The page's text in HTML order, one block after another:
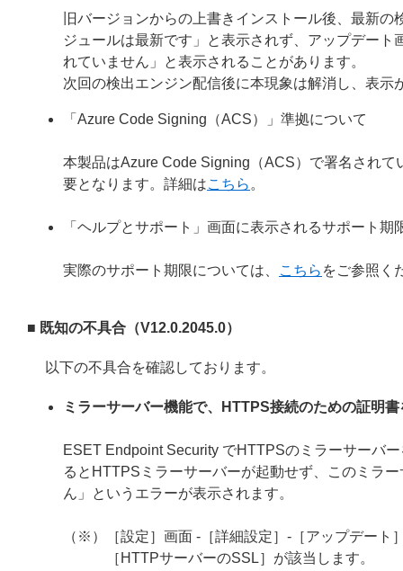
旧バージョンからの上書きインストール後、最新
ジュールは最新です」と表示されず、アップデー
れていません」と表示されることがあります。
次回の検出エンジン配信後に本現象は解消し、表示
「Azure Code Signing（ACS）」準拠について
本製品はAzure Code Signing（ACS）で署名され
要となります。詳細はこちら 。
「ヘルプとサポート」画面に表示されるサポート
実際のサポート期限については、 こちら をご参照く
■ 既知の不具合（V12.0.2045.0）
以下の不具合を確認しております。
ミラーサーバー機能で、HTTPS接続のための証明
ESET Endpoint Security でHTTPSのミラーサーバ
るとHTTPSミラーサーバーが起動せず、このミラ
ん」というエラーが表示されます。
（※）［設定］画面 -［詳細設定］-［アップデー
［HTTPサーバーのSSL］が該当します。